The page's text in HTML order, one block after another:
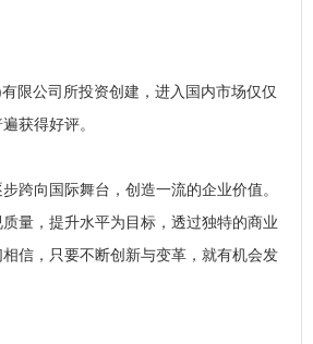
限公司所投资创建，进入国内市场仅仅
获得好评。
跨向国际舞台，创造一流的企业价值。
量，提升水平为目标，透过独特的商业
信，只要不断创新与变革，就有机会发